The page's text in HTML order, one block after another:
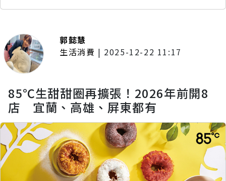
郭懿慧
生活消費 | 2025-12-22 11:17
85℃生甜甜圈再擴張！2026年前開8
店 宜蘭、高雄、屏東都有